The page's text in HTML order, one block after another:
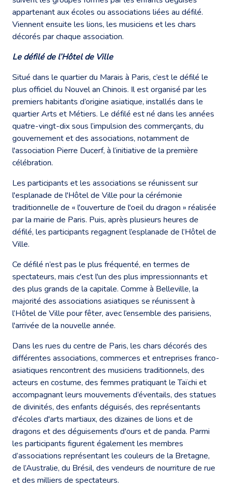
appartenant aux écoles ou associations liées au défilé.
Viennent ensuite les lions, les musiciens et les chars
décorés par chaque association.
Le défilé de l’Hôtel de Ville
Situé dans le quartier du Marais à Paris, c’est le défilé le
plus officiel du Nouvel an Chinois. Il est organisé par les
premiers habitants d’origine asiatique, installés dans le
quartier Arts et Métiers. Le défilé est né dans les années
quatre-vingt-dix sous l’impulsion des commerçants, du
gouvernement et des associations, notamment de
l'association Pierre Ducerf, à l’initiative de la première
célébration.
Les participants et les associations se réunissent sur
l'esplanade de l'Hôtel de Ville pour la cérémonie
traditionnelle de « l'ouverture de l'oeil du dragon » réalisée
par la mairie de Paris. Puis, après plusieurs heures de
défilé, les participants regagnent l’esplanade de l’Hôtel de
Ville.
Ce défilé n’est pas le plus fréquenté, en termes de
spectateurs, mais c'est l'un des plus impressionnants et
des plus grands de la capitale. Comme à Belleville, la
majorité des associations asiatiques se réunissent à
l’Hôtel de Ville pour fêter, avec l’ensemble des parisiens,
l'arrivée de la nouvelle année.
Dans les rues du centre de Paris, les chars décorés des
différentes associations, commerces et entreprises franco-
asiatiques rencontrent des musiciens traditionnels, des
acteurs en costume, des femmes pratiquant le Taïchi et
accompagnant leurs mouvements d’éventails, des statues
de divinités, des enfants déguisés, des représentants
d'écoles d'arts martiaux, des dizaines de lions et de
dragons et des déguisements d'ours et de panda. Parmi
les participants figurent également les membres
d’associations représentant les couleurs de la Bretagne,
de l’Australie, du Brésil, des vendeurs de nourriture de rue
et des milliers de spectateurs.